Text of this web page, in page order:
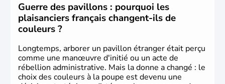
Guerre des pavillons : pourquoi les
plaisanciers français changent-ils de
couleurs ?
Longtemps, arborer un pavillon étranger était perçu
comme une manœuvre d'initié ou un acte de
rébellion administrative. Mais la donne a changé : le
choix des couleurs à la poupe est devenu une